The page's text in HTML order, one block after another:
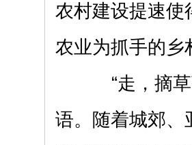
农村建设提速使
农业为抓手的乡
“走，摘草
语。随着城郊、